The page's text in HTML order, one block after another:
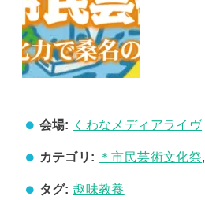
会場: くわなメディアライヴ
カテゴリ: ＊市民芸術文化祭,
タグ: 趣味教養